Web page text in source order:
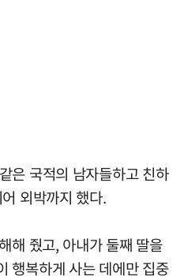
은 국적의 남자들하고 친하
외박까지 했다.
해 줬고, 아내가 둘째 딸을
행복하게 사는 데에만 집중